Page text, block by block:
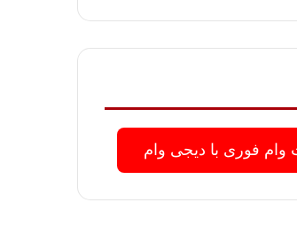
وام فوری با دیجی وام